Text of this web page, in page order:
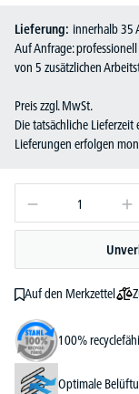
Lieferung: innerhalb 35
Auf Anfrage:
von 5 zusätzlichen
Preis zzgl. MwSt.
Die tatsächliche
Lieferungen erfolgen
Auf den Merkzettel
100%
Optimale